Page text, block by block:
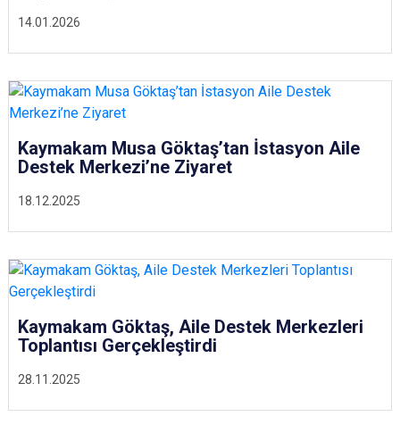
14.01.2026
18.12.2025
Kaymakam Musa Göktaş’tan İstasyon Aile
Destek Merkezi’ne Ziyaret
28.11.2025
Kaymakam Göktaş, Aile Destek Merkezleri
Toplantısı Gerçekleştirdi